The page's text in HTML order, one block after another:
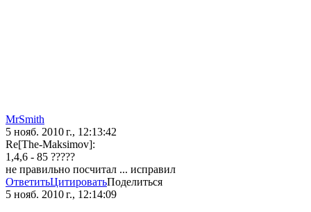
MrSmith
5 нояб. 2010 г., 12:13:42
Re[The-Maksimov]:
1,4,6 - 85 ?????
не правильно посчитал ... исправил
ОтветитьЦитироватьПоделиться
5 нояб. 2010 г., 12:14:09